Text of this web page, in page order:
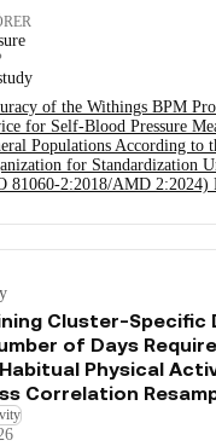
of the Withings BPM
for Self-Blood Pressure
Populations According to
for Standardization
81060-2:2018/AMD 2:2024)
Cluster-Specific
of Days
Physical
Correlation